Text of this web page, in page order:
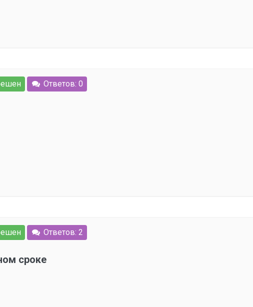
Ответов: 0
Ответов: 2
сроке